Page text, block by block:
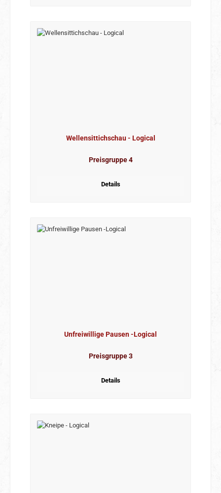
Wellensittichschau - Logical
Preisgruppe 4
Details
Unfreiwillige Pausen -Logical
Preisgruppe 3
Details